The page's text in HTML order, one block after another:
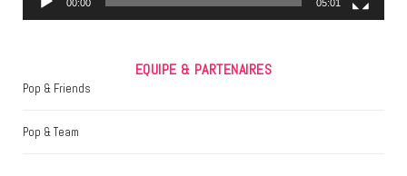
00:00 05:01
EQUIPE & PARTENAIRES
Pop & Friends
Pop & Team